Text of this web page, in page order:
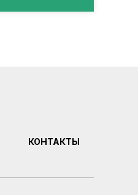
КОНТАКТЫ